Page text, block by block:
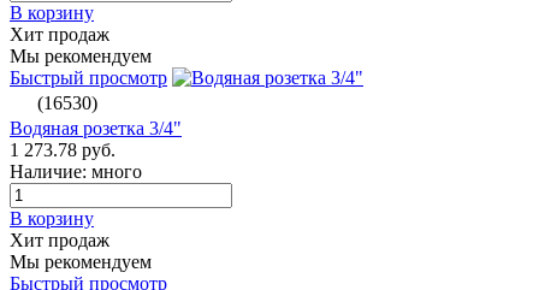
В корзину
Хит продаж
Мы рекомендуем
Быстрый просмотр
(16530)
Водяная розетка 3/4"
1 273.78 руб.
Наличие: много
В корзину
Хит продаж
Мы рекомендуем
Быстрый просмотр